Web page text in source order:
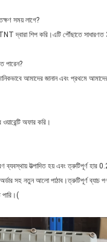
সময় লাগে?
শিপ করি।এটি পৌঁছাতে সাধারণত
পারেন?
আমাদের জানান এবং প্রথমে
অফার করি।
ব্যবস্থায় উত্পাদিত হয় এবং ত্রুটিপূর্ণ হার
সহ নতুন আলো পাঠাব।ত্রুটিপূর্ণ